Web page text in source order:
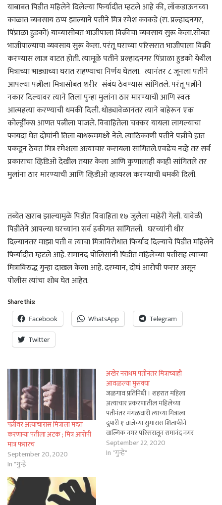
याबाबत पिडीत महिलेने दिलेल्या फिर्यादीत म्हटले आहे की, लॉकडाऊनच्या
काळात व्यवसाय ठप्प झाल्याने पतीने मित्र रमेश काकडे (रा. प्रल्हादनगर,
पिंप्राळा हुडको) याच्यासोबत भाजीपाला विक्रीचा व्यवसाय सुरू केला.सोबत
भाजीपाल्याचा व्यवसाय सुरू केला. परंतू घराच्या परिसरात भाजीपाला विक्री
करण्यास लाज वाटत होती. त्यामूळे पतीने प्रल्हादनगर पिंप्राळा हुडको येथील
मित्राच्या भाड्याच्या घरात राहण्याचा निर्णय घेतला. त्यानंतर ८ जूनला पतीने
आपल्या पत्नीला मित्रासोबत शरीर संबंध ठेवण्यास सांगितले. परंतू पत्नीने
नकार दिल्यावर त्याने तिला पुन्हा मुलांना ठार मारण्याची आणि स्वतः
आत्महत्या करण्याची धमकी दिली. थोड्यावेळानंतर त्याने बाहेरून एक
कोल्ड्रींक्स आणत पत्नीला पाजले. विवाहितेला चक्कर यायला लागल्याचा
फायदा घेत दोघांनी तिला बाथरूममध्ये नेले. त्याठिकाणी पतीने पत्नीचे हात
पकडून ठेवत मित्र रमेशला अत्याचार करायला सांगितले.एवढेच नव्हे तर सर्व
प्रकाराचा व्हिडिओ देखील तयार केला आणि कुणालाही काही सांगितले तर
मुलांना ठार मारण्याची आणि व्हिडीओ व्हायरल करण्याची धमकी दिली.
तब्येत खराब झाल्यामुळे पिडीत विवाहिता १७ जुलैला माहेरी गेली. यावेळी
पिडीतेने आपल्या घरच्यांना सर्व हकीगत सांगितली. घरच्यांनी धीर
दिल्यानंतर माझा पती व त्याचा मित्राविरोधात फिर्याद दिल्याचे पिडीत महिलेने
फिर्यादीत म्हटले आहे. रामानंद पोलिसांनी पिडीत महिलेच्या पतीसह त्याच्या
मित्राविरुद्ध गुन्हा दाखल केला आहे. दरम्यान, दोघं आरोपी फरार असून
पोलीस त्यांचा शोध घेत आहेत.
Share this:
Facebook WhatsApp Telegram
Twitter
पत्नीवर अत्याचारास मित्राला मदत
करणाऱ्या पतीला अटक ; मित्र आरोपी
मात्र फरारच
September 20, 2020
In "गुन्हे"
अखेर नराधम पतीनंतर मित्राच्याही
आवळल्या मुसक्या
जळगाव प्रतिनिधी । शहरात महिला
अत्याचार प्रकरणातील महिलेच्या
पतीनंतर मंगळवारी त्याच्या मित्राला
दुपारी १ वाजेच्या सुमारास शिताफीने
वाल्मिक नगर परिसरातून रामानंद नगर
पोलिसांनी अटक केली आहे. नराधम
पतीला सोमवारी न्यायालयात हजर
September 22, 2020
In "गुन्हे"